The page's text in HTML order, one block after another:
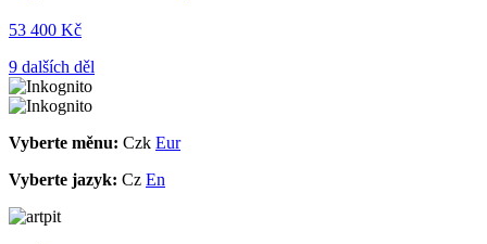
53 400 Kč
9 dalších děl
Vyberte měnu: Czk Eur
Vyberte jazyk: Cz En